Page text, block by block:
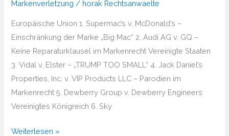
Markenverletzung / horak Rechtsanwaelte
Europäische Union 1. Supermac’s v. McDonald’s –
Einschränkung der Marke „Big Mac“ 2. Audi AG v. GQ –
Keine Reparaturklausel im Markenrecht Vereinigte Staaten
3. Vidal v. Elster – „TRUMP TOO SMALL“ 4. Jack Daniel’s
Properties, Inc. v. VIP Products LLC – Parodien im
Markenrecht 5. Dewberry Group v. Dewberry Engineers
Vereinigtes Königreich 6. Sky
Entwicklung
Weiterlesen »